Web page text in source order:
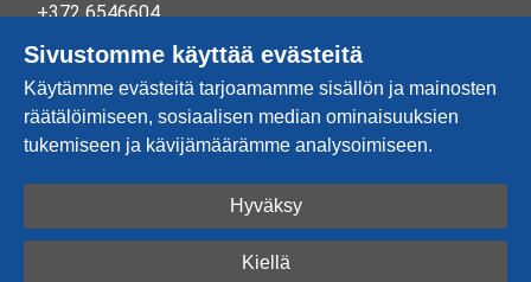
+372 6546604
info@johnberger.ee
Reg.nr 10265834
EE100332513
Luo tili
Kirjaudu sisään
Sivustomme käyttää evästeitä
Käytämme evästeitä tarjoamamme sisällön ja mainosten
räätälöimiseen, sosiaalisen median ominaisuuksien
tukemiseen ja kävijämäärämme analysoimiseen.
Hyväksy
Kiellä